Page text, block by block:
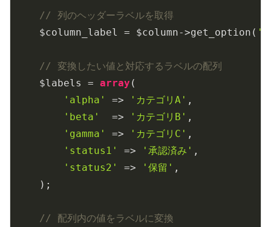
// 列のヘッダーラベルを取得
    $column_label = $column->get_option(
// 変換したい値と対応するラベルの配列
    $labels =
array (
'alpha'
=> 'カテゴリA' ,
'beta'
  =>
'カテゴリB' ,
'gamma'
=> 'カテゴリC' ,
'status1'
=> '承認済み' ,
'status2'
=> '保留' ,
    );
// 配列内の値をラベルに変換